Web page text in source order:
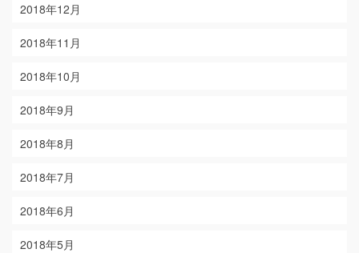
2018年12月
2018年11月
2018年10月
2018年9月
2018年8月
2018年7月
2018年6月
2018年5月